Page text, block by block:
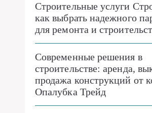
Строительные услуги
как выбрать надежного
для ремонта и
Современные решения в
строительстве: аренда,
продажа конструкций от
Опалубка Трейд